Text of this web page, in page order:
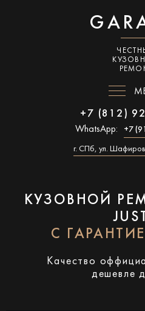
+7 (812)
WhatsApp: +7
г. СПб, ул.
КУЗОВНОЙ
С
Качество
дешевле